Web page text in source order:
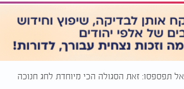
אל תפספסו: זאת הסגולה הכי מיוחדת לחג חנוכה